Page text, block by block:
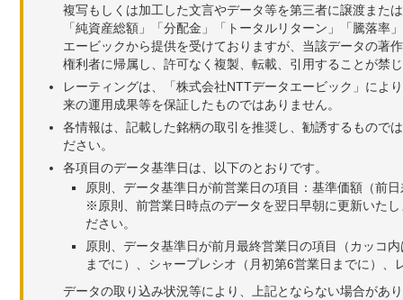
複写もしくは加工した文言やデータ等を第三者に譲渡また
「純資産総額」「分配金」「トータルリターン」「騰落
エービックから提供を受けておりますが、当該データの著
権利者に帰属し、許可なく複製、転載、引用することが禁
レーティングは、「株式会社NTTデータエービック」によ
来の運用成果等を保証したものではありません。
各情報は、記載した銘柄の取引を推奨し、勧誘するもので
ださい。
各項目のデータ基準日は、以下のとおりです。
原則、データ基準日が前営業日の項目：基準価額（前
※原則、前営業日時点のデータを翌日早朝に更新いた
ださい。
原則、データ基準日が前月最終営業日の項目（カッコ
までに）、シャープレシオ（月初第6営業日までに）
データの取り込み状況等により、上記とならない場合があ